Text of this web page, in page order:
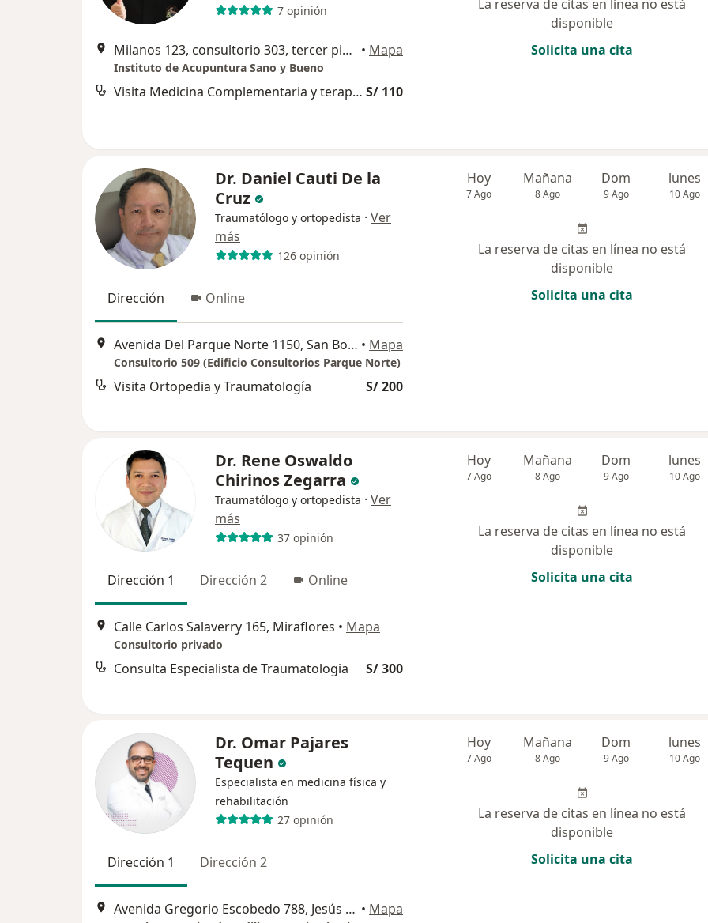
7 opinión
Milanos 123, consultorio 303, tercer piso, San Isidro • Mapa
Instituto de Acupuntura Sano y Bueno
Visita Medicina Complementaria y terapias alternativas S/ 110
La reserva de citas en línea no está
disponible
Solicita una cita
Dr. Daniel Cauti De la
Cruz
Traumatólogo y ortopedista · Ver
más
126 opinión
Dirección Online
Avenida Del Parque Norte 1150, San Borja • Mapa
Consultorio 509 (Edificio Consultorios Parque Norte)
Visita Ortopedia y Traumatología S/ 200
Hoy
7 Ago
Mañana
8 Ago
Dom
9 Ago
lunes
10 Ago
La reserva de citas en línea no está
disponible
Solicita una cita
Dr. Rene Oswaldo
Chirinos Zegarra
Traumatólogo y ortopedista · Ver
más
37 opinión
Dirección 1 Dirección 2 Online
Calle Carlos Salaverry 165, Miraflores • Mapa
Consultorio privado
Consulta Especialista de Traumatologia S/ 300
Hoy
7 Ago
Mañana
8 Ago
Dom
9 Ago
lunes
10 Ago
La reserva de citas en línea no está
disponible
Solicita una cita
Dr. Omar Pajares
Tequen
Especialista en medicina física y
rehabilitación
27 opinión
Dirección 1 Dirección 2
Avenida Gregorio Escobedo 788, Jesús María • Mapa
Hoy
7 Ago
Mañana
8 Ago
Dom
9 Ago
lunes
10 Ago
La reserva de citas en línea no está
disponible
Solicita una cita